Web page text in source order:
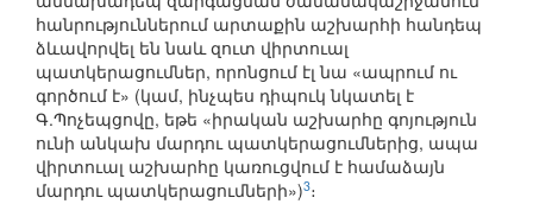
հանրություններում արտաքին աշխարհի հանդեպ
ձևավորվել են նաև զուտ վիրտուալ
պատկերացումներ, որոնցում էլ նա «ապրում ու
գործում է» (կամ, ինչպես դիպուկ նկատել է
Գ.Պոչեպցովը, եթե «իրական աշխարհը գոյություն
ունի անկախ մարդու պատկերացումներից, ապա
վիրտուալ աշխարհը կառուցվում է համաձայն
մարդու պատկերացումների»)3։